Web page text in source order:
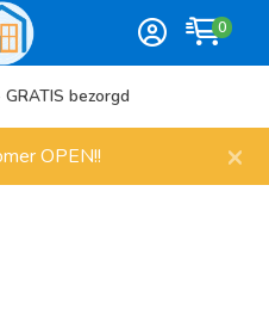
0
bezorgd
OPEN!! ×